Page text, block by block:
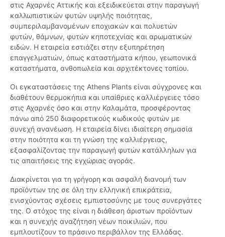
στις Αχαρνές Αττικής και εξειδικεύεται στην παραγωγή
καλλωπιστικών φυτών υψηλής ποιότητας,
συμπεριλαμβανομένων εποχιακών και πολυετών
φυτών, θάμνων, φυτών κηποτεχνίας και αρωματικών
ειδών. Η εταιρεία εστιάζει στην εξυπηρέτηση
επαγγελματιών, όπως καταστήματα κήπου, γεωπονικά
καταστήματα, ανθοπωλεία και αρχιτέκτονες τοπίου.
Οι εγκαταστάσεις της Athens Plants είναι σύγχρονες και
διαθέτουν θερμοκήπια και υπαίθριες καλλιέργειες τόσο
στις Αχαρνές όσο και στην Καλαμάτα, προσφέροντας
πάνω από 250 διαφορετικούς κωδικούς φυτών με
συνεχή ανανέωση. Η εταιρεία δίνει ιδιαίτερη σημασία
στην ποιότητα και τη γνώση της καλλιέργειας,
εξασφαλίζοντας την παραγωγή φυτών κατάλληλων για
τις απαιτήσεις της εγχώριας αγοράς.
Διακρίνεται για τη γρήγορη και ασφαλή διανομή των
προϊόντων της σε όλη την ελληνική επικράτεια,
ενισχύοντας σχέσεις εμπιστοσύνης με τους συνεργάτες
της. Ο στόχος της είναι η διάθεση άριστων προϊόντων
και η συνεχής αναζήτηση νέων ποικιλιών, που
εμπλουτίζουν το πράσινο περιβάλλον της Ελλάδας.